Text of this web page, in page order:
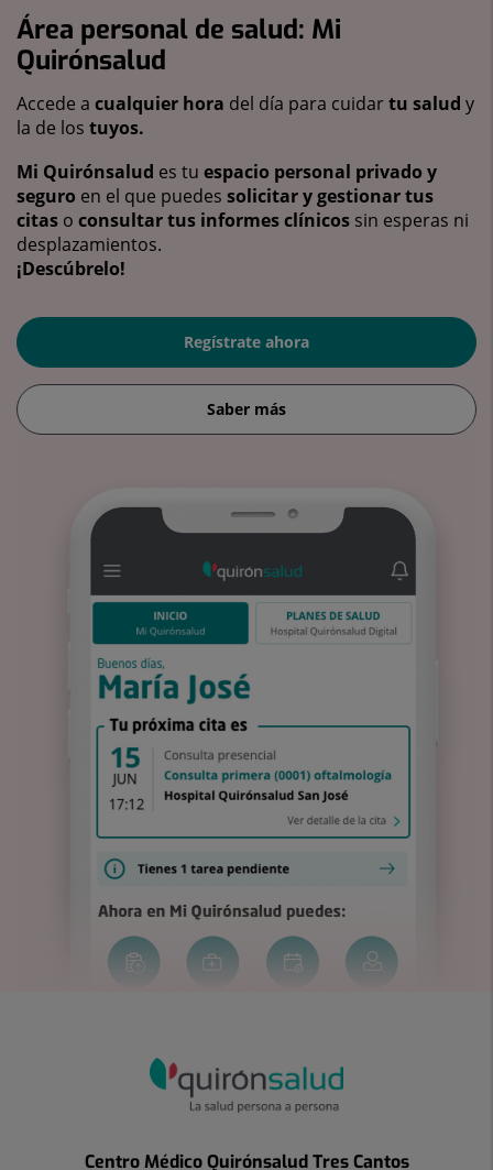
Área personal de salud: Mi
Quirónsalud
Accede a cualquier hora del día para cuidartu salud y
la de los tuyos.
Mi Quirónsalud es tu espacio personal privado y
seguro en el que puedes solicitar y gestionar tus
citas o consultar tus informes clínicos sin esperas ni
desplazamientos.
¡Descúbrelo!
Regístrate ahora
Saber más
Centro Médico Quirónsalud Tres Cantos